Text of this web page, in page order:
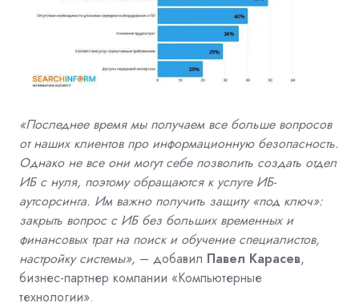
«Последнее время мы получаем все больше вопросов
от наших клиентов про информационную безопасность.
Однако не все они могут себе позволить создать отдел
ИБ с нуля, поэтому обращаются к услуге ИБ-
аутсорсинга. Им важно получить защиту «под ключ»:
закрыть вопрос с ИБ без больших временных и
финансовых трат на поиск и обучение специалистов,
настройку системы», – добавил Павел Карасев,
бизнес-партнер компании «Компьютерные
технологии».